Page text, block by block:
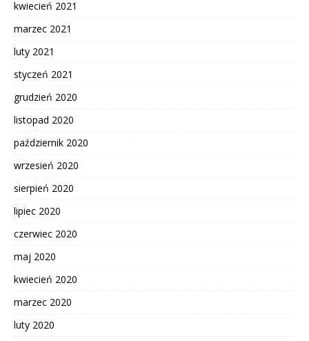
kwiecień 2021
marzec 2021
luty 2021
styczeń 2021
grudzień 2020
listopad 2020
październik 2020
wrzesień 2020
sierpień 2020
lipiec 2020
czerwiec 2020
maj 2020
kwiecień 2020
marzec 2020
luty 2020